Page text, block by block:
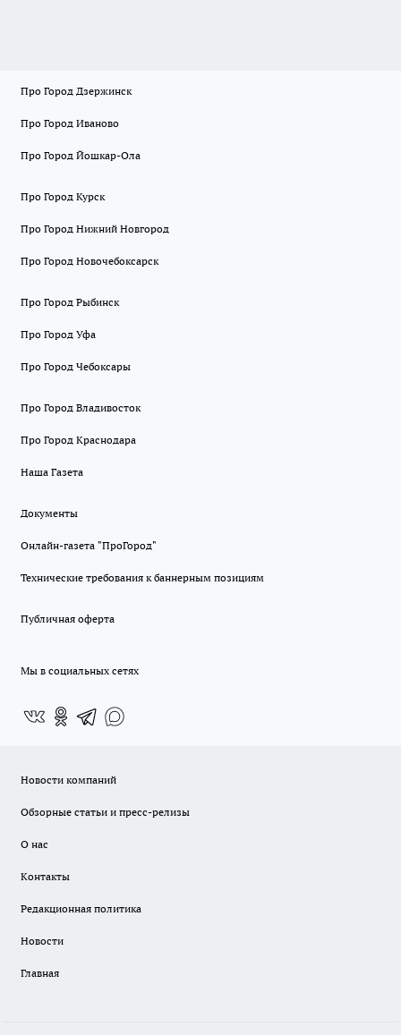
Про Город Дзержинск
Про Город Иваново
Про Город Йошкар-Ола
Про Город Курск
Про Город Нижний Новгород
Про Город Новочебоксарск
Про Город Рыбинск
Про Город Уфа
Про Город Чебоксары
Про Город Владивосток
Про Город Краснодара
Наша Газета
Документы
Онлайн-газета "ПроГород"
Технические требования к баннерным позициям
Публичная оферта
Мы в социальных сетях
Новости компаний
Обзорные статьи и пресс-релизы
О нас
Контакты
Редакционная политика
Новости
Главная